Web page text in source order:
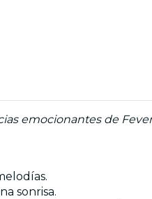
emocionantes de
sonrisa.